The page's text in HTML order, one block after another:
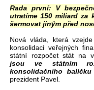
Rada první: V
utratíme 150 miliard za
šermovat jiným před
Nová vláda, která
konsolidaci veřejných
státní rozpočet stát na
jsou ve státním
konsolidačního
prezident Pavel.